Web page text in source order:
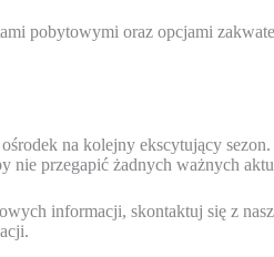
pobytowymi oraz opcjami
na kolejny ekscytujący
nie przegapić żadnych ważnych
informacji, skontaktuj się z